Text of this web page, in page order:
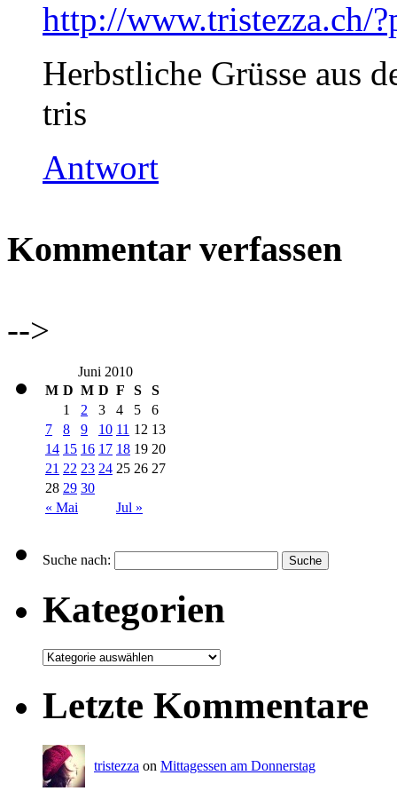
http://www.tristezza.ch/
Herbstliche Grüsse aus
tris
Antwort
Kommentar verfassen
-->
Juni 2010
M D M D F S S
« Mai Jul »
1 2 3 4 5
6
7
8 9 10 11 12 13
14 15 16 17 18 19 20
21 22 23 24 25 26 27
28 29 30
Suche nach:
Kategorien
Letzte Kommentare
tristezza on Mittagessen am Donnerstag